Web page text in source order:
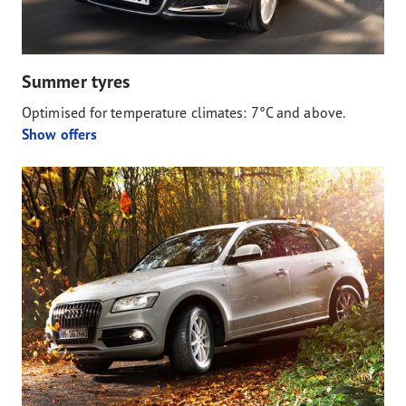
Summer tyres
Optimised for temperature climates: 7°C and above.
Show offers